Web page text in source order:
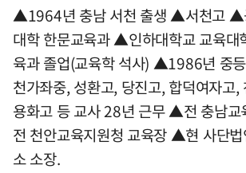
▲1964년 충남 서천 출생 ▲서천고 ▲
대학 한문교육과 ▲인하대학교 교육대
육과 졸업(교육학 석사) ▲1986년 중
천가좌중, 성환고, 당진고, 합덕여자고,
용화고 등 교사 28년 근무 ▲전 충남
전 천안교육지원청 교육장 ▲현 사단
소 소장.